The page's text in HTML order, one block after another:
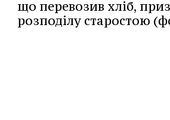
що перевозив хліб,
розподілу старостою